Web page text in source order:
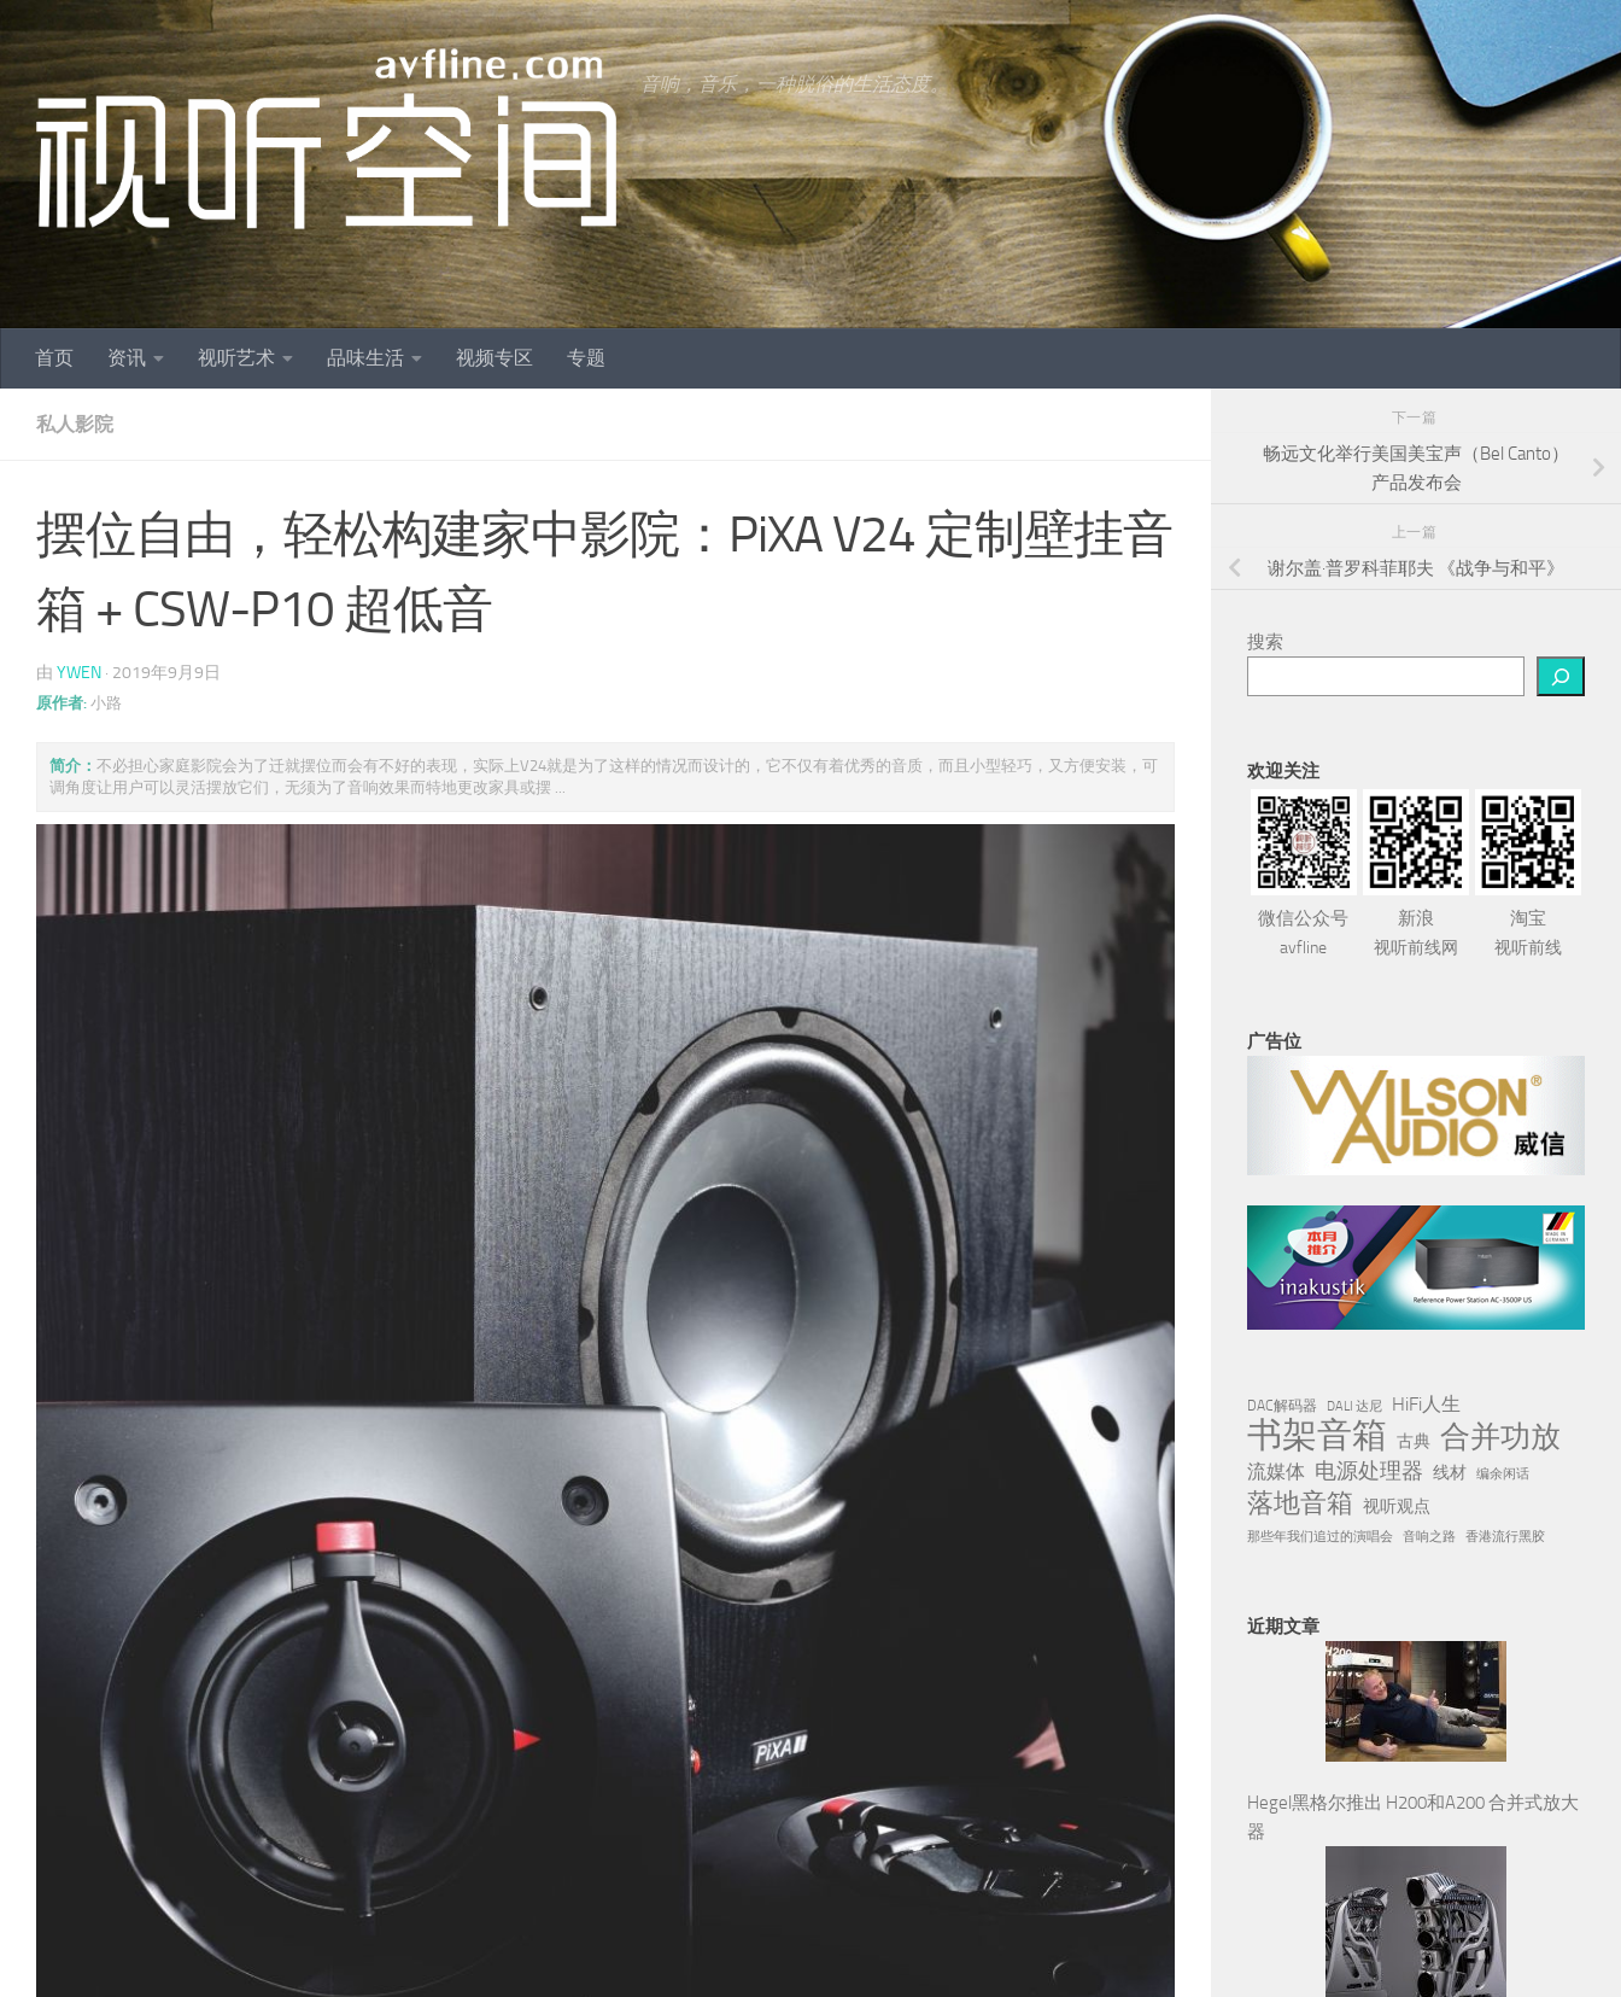
跳至内容
音响，音乐，一种脱俗的生活态度。
首页 资讯 视听艺术 品味生活 视频专区 专题
私人影院
摆位自由，轻松构建家中影院：PiXA V24 定制壁挂音
箱 + CSW-P10 超低音
由 YWEN · 2019年9月9日
原作者: 小路
简介： 不必担心家庭影院会为了迁就摆位而会有不好的表现，实际上V24就是为了这样的情况而设计的，它不仅有着优秀的音质，而且小型轻巧，又方便安装，可
调角度让用户可以灵活摆放它们，无须为了音响效果而特地更改家具或摆 ...
下一篇
畅远文化举行美国美宝声（Bel Canto）
产品发布会
上一篇
谢尔盖·普罗科菲耶夫 《战争与和平》
搜索
欢迎关注
微信公众号
avfline
新浪
视听前线网
淘宝
视听前线
广告位
DAC解码器 DALI 达尼 HiFi人生
书架音箱 古典 合并功放
流媒体 电源处理器 线材 编余闲话
落地音箱 视听观点
那些年我们追过的演唱会 音响之路 香港流行黑胶
近期文章
Hegel黑格尔推出 H200和A200 合并式放大
器